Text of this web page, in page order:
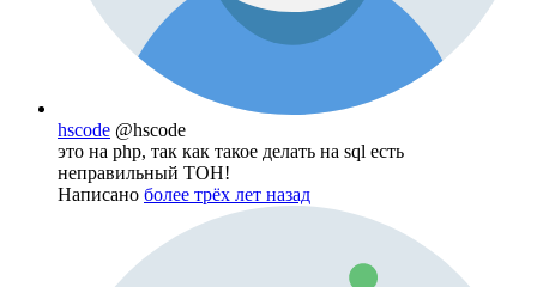
hscode @hscode
это на php, так как такое делать на sql есть
неправильный ТОН!
Написано более трёх лет назад